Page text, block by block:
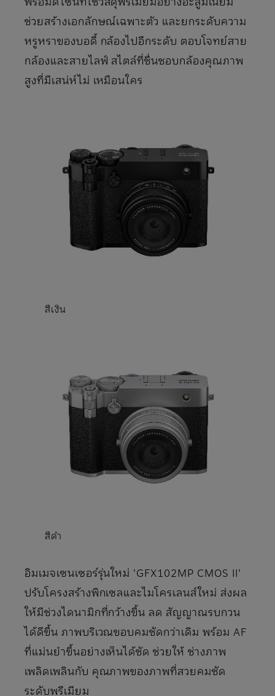
ช่วยสร้างเอกลักษณ์เฉพาะตัว และยกระดับความ
หรูหราของบอดี้ กล้องไปอีกระดับ ตอบโจทย์สาย
กล้องและสายไลฟ์ สไตล์ที่ชื่นชอบกล้องคุณภาพ
สูงที่มีเสน่ห์ไม่ เหมือนใคร
สีเงิน
สีดำ
อิมเมจเซนเซอร์รุ่นใหม่ 'GFX102MP CMOS II'
ปรับโครงสร้างพิกเซลและไมโครเลนส์ใหม่ ส่งผล
ให้มีช่วงไดนามิกที่กว้างขึ้น ลด สัญญาณรบกวน
ได้ดีขึ้น ภาพบริเวณขอบคมชัดกว่าเดิม พร้อม AF
ที่แม่นยําขึ้นอย่างเห็นได้ชัด ช่วยให้ ช่างภาพ
เพลิดเพลินกับ คุณภาพของภาพที่สวยคมชัด
ระดับพรีเมียม